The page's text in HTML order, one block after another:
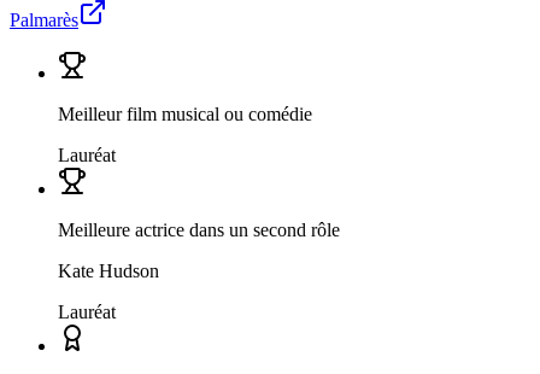
Palmarès
Meilleur film musical ou comédie
Lauréat
Meilleure actrice dans un second rôle
Kate Hudson
Lauréat